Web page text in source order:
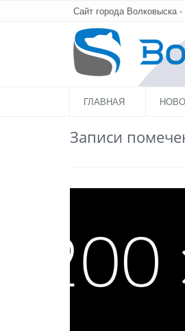
Сайт города Волковыска
ГЛАВНАЯ
Записи